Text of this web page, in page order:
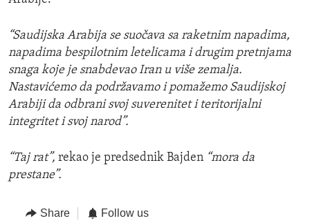
“Saudijska Arabija se suočava sa raketnim napadima,
napadima bespilotnim letelicama i drugim pretnjama
snaga koje je snabdevao Iran u više zemalja.
Nastavićemo da podržavamo i pomažemo Saudijskoj
Arabiji da odbrani svoj suverenitet i teritorijalni
integritet i svoj narod”.
“Taj rat”, rekao je predsednik Bajden “mora da
prestane”.
Share Follow us